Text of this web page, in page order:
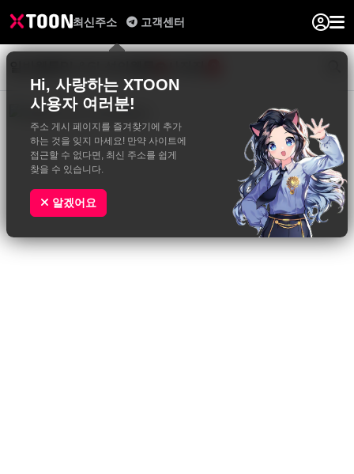
최신주소
Hi, 사랑하는 XTOON
사용자 여러분!
주소 게시 페이지를 즐겨찾기에 추가
하는 것을 잊지 마세요! 만약 사이트에
접근할 수 없다면, 최신 주소를 쉽게
찾을 수 있습니다.
알겠어요
고객센터